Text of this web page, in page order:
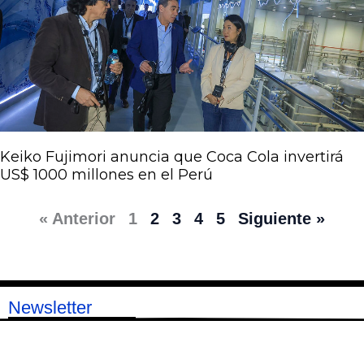
Keiko Fujimori anuncia que Coca Cola invertirá
US$ 1000 millones en el Perú
« Anterior 1 2 3 4 5 Siguiente »
Newsletter